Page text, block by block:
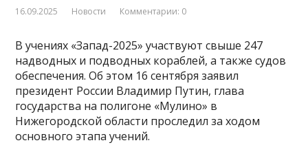
16.09.2025 Новости Комментарии: 0
В учениях «Запад-2025» участвуют свыше 247
надводных и подводных кораблей, а также судов
обеспечения. Об этом 16 сентября заявил
президент России Владимир Путин, глава
государства на полигоне «Мулино» в
Нижегородской области проследил за ходом
основного этапа учений.